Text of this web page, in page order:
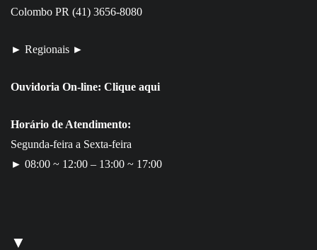
Colombo PR (41) 3656-8080
► Regionais ►
Ouvidoria On-line: Clique aqui
Horário de Atendimento:
Segunda-feira a Sexta-feira
► 08:00 ~ 12:00 – 13:00 ~ 17:00
▼